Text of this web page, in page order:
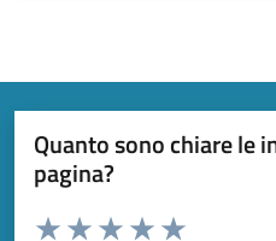
Quanto sono chiare le
pagina?
Valuta da 1 a 5 stelle la pagina